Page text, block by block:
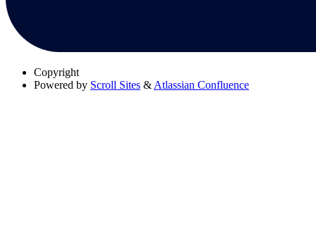
Copyright
Powered by Scroll Sites & Atlassian Confluence